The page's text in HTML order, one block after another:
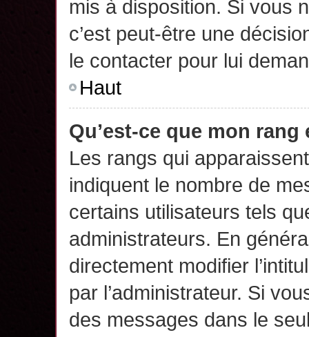
mis à disposition. Si vous
c’est peut-être une
le contacter pour lui
Haut
Qu’est-ce que mon
Les rangs qui
indiquent le nombre de
certains utilisateurs tels
administrateurs. En
directement modifier
par l’administrateur. Si
des messages dans le